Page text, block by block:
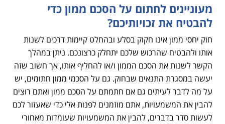
מעוניינים לחתום על הסכם ממון כדי
להבטיח את זכויותיכם?
חוק יחסי ממון אינו חקוק בסלע ובהחלט קיימות דרכים לשנות
אותו ולהבטיח שהרכוש שלכם יתחלק כרצונכם. ניתן במהלך
הקשר לשנות את הסכם הממון ו/או להחליף אותו, אך חשוב שזה
יעשה במסגרת התנאים שבחוק. גם על הסכמי ממון חתומים, יש
על מה לדבר לעיתים גם אם חתמתם על הסכם ממון ואתם רוצים
להבין את המשמעויות, אתם מוזמנים לפנות אלי כדי שאעזור לכם
לעשות סדר בדברים, להבין את המשמעויות שעומדות מאחורי